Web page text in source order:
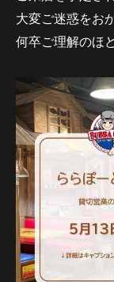
大変ご迷惑をお
何卒ご理解のほ